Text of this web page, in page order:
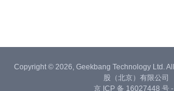
Copyright © 2026, Geekbang Technology Ltd.
股（北京）有限公司
京 ICP 备 16027448 号